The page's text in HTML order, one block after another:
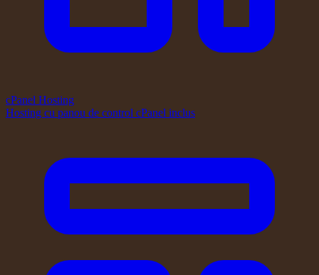
cPanel Hosting
Hosting cu panou de control cPanel inclus